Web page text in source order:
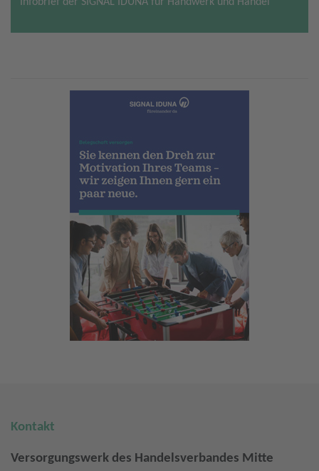
Infobrief der SIGNAL IDUNA für Handwerk und Handel
Kontakt
Versorgungswerk des Handelsverbandes Mitte